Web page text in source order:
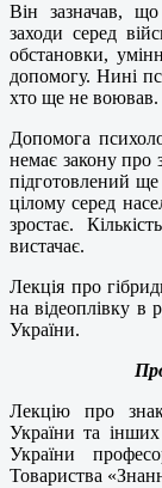
Він зазначав,
заходи серед
обстановки,
допомогу. Нині
хто ще не воював.
Допомога
немає закону про
підготовлений ще
цілому серед
зростає.
вистачає.
Лекція про
на відеоплівку в
України.
Лекцію про
України та
України
Товариства